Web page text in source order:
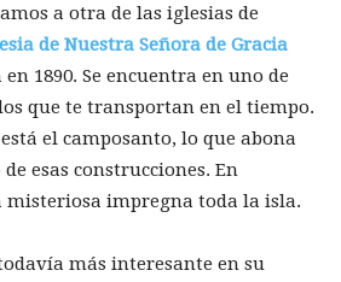
a otra de las iglesias de
de Nuestra Señora de Gracia
1890. Se encuentra en uno de
que te transportan en el tiempo.
el camposanto, lo que abona
esas construcciones. En
misteriosa impregna toda la isla.
más interesante en su